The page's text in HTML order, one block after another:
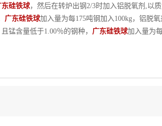
东硅铁球，然后在转炉出钢2/3时加入铝脱氧剂,以
广东硅铁球加入量为每175吨钢加入100kg，铝脱
锰含量低于1.00％的钢种， 广东硅铁球加入量为